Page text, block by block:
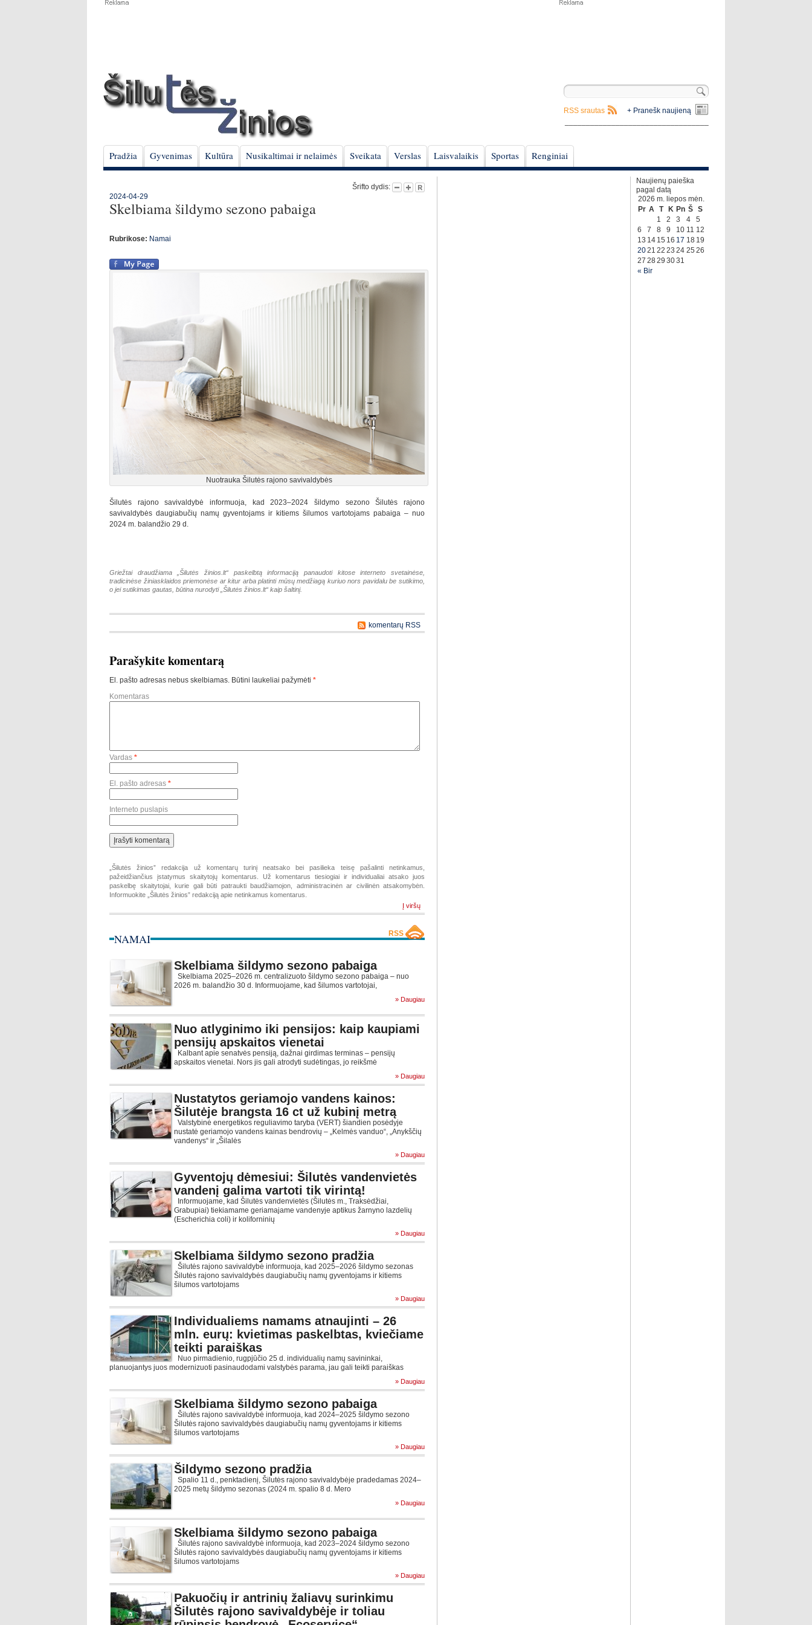
+ Pranešk naujieną
RSS srautas
Pradžia Gyvenimas Kultūra Nusikaltimai ir nelaimės Sveikata Verslas Laisvalaikis Sportas Renginiai
Šrifto dydis:
2024-04-29
Skelbiama šildymo sezono pabaiga
Rubrikose: Namai
Nuotrauka Šilutės rajono savivaldybės
Šilutės rajono savivaldybė informuoja, kad 2023–2024 šildymo sezono Šilutės rajono
savivaldybės daugiabučių namų gyventojams ir kitiems šilumos vartotojams pabaiga – nuo
2024 m. balandžio 29 d.
Griežtai draudžiama „Šilutės žinios.lt“ paskelbtą informaciją panaudoti kitose interneto svetainėse,
tradicinėse žiniasklaidos priemonėse ar kitur arba platinti mūsų medžiagą kuriuo nors pavidalu be sutikimo,
o jei sutikimas gautas, būtina nurodyti „Šilutės žinios.lt“ kaip šaltinį.
komentarų RSS
Parašykite komentarą
El. pašto adresas nebus skelbiamas. Būtini laukeliai pažymėti *
Komentaras
Vardas *
El. pašto adresas *
Interneto puslapis
„Šilutės žinios” redakcija už komentarų turinį neatsako bei pasilieka teisę pašalinti netinkamus,
pažeidžiančius įstatymus skaitytojų komentarus. Už komentarus tiesiogiai ir individualiai atsako juos
paskelbę skaitytojai, kurie gali būti patraukti baudžiamojon, administracinėn ar civilinėn atsakomybėn.
Informuokite „Šilutės žinios” redakciją apie netinkamus komentarus.
Į viršų
NAMAI RSS
Skelbiama šildymo sezono pabaiga
Skelbiama 2025–2026 m. centralizuoto šildymo sezono pabaiga – nuo
2026 m. balandžio 30 d. Informuojame, kad šilumos vartotojai,
» Daugiau
Nuo atlyginimo iki pensijos: kaip kaupiami
pensijų apskaitos vienetai
Kalbant apie senatvės pensiją, dažnai girdimas terminas – pensijų
apskaitos vienetai. Nors jis gali atrodyti sudėtingas, jo reikšmė
» Daugiau
Nustatytos geriamojo vandens kainos:
Šilutėje brangsta 16 ct už kubinį metrą
Valstybinė energetikos reguliavimo taryba (VERT) šiandien posėdyje
nustatė geriamojo vandens kainas bendrovių ‒ „Kelmės vanduo“, „Anykščių
vandenys“ ir „Šilalės
» Daugiau
Gyventojų dėmesiui: Šilutės vandenvietės
vandenį galima vartoti tik virintą!
Informuojame, kad Šilutės vandenvietės (Šilutės m., Traksėdžiai,
Grabupiai) tiekiamame geriamajame vandenyje aptikus žarnyno lazdelių
(Escherichia coli) ir koliforninių
» Daugiau
Skelbiama šildymo sezono pradžia
Šilutės rajono savivaldybė informuoja, kad 2025–2026 šildymo sezonas
Šilutės rajono savivaldybės daugiabučių namų gyventojams ir kitiems
šilumos vartotojams
» Daugiau
Individualiems namams atnaujinti – 26
mln. eurų: kvietimas paskelbtas, kviečiame
teikti paraiškas
Nuo pirmadienio, rugpjūčio 25 d. individualių namų savininkai,
planuojantys juos modernizuoti pasinaudodami valstybės parama, jau gali teikti paraiškas
» Daugiau
Skelbiama šildymo sezono pabaiga
Šilutės rajono savivaldybė informuoja, kad 2024–2025 šildymo sezono
Šilutės rajono savivaldybės daugiabučių namų gyventojams ir kitiems
šilumos vartotojams
» Daugiau
Šildymo sezono pradžia
Spalio 11 d., penktadienį, Šilutės rajono savivaldybėje pradedamas 2024–
2025 metų šildymo sezonas (2024 m. spalio 8 d. Mero
» Daugiau
Skelbiama šildymo sezono pabaiga
Šilutės rajono savivaldybė informuoja, kad 2023–2024 šildymo sezono
Šilutės rajono savivaldybės daugiabučių namų gyventojams ir kitiems
šilumos vartotojams
» Daugiau
Pakuočių ir antrinių žaliavų surinkimu
Šilutės rajono savivaldybėje ir toliau
Naujienų paieška
pagal datą
2026 m. liepos mėn.
Pr A T K Pn Š S
« Bir
1 2 3 4
5
6
7 8 9 10 11 12
13 14 15 16 17 18 19
2021 22 23 24 25 26
27 2829 3031